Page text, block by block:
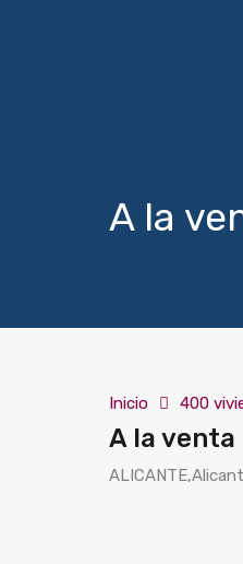
A la
Inicio 400
A la